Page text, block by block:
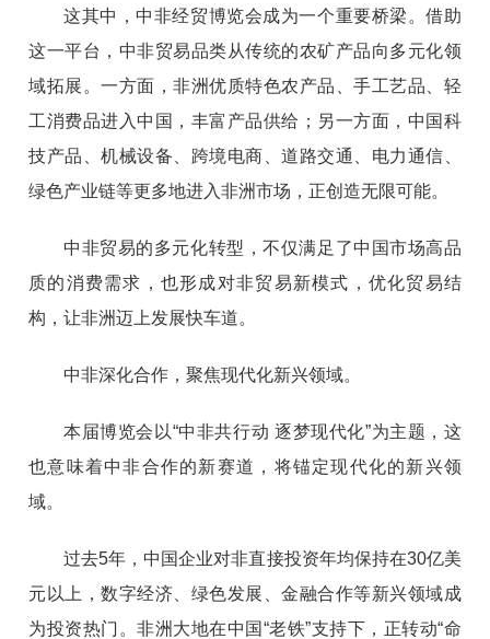
这其中，中非经贸博览会成为一个重要桥梁。借助
这一平台，中非贸易品类从传统的农矿产品向多元化领
域拓展。一方面，非洲优质特色农产品、手工艺品、轻
工消费品进入中国，丰富产品供给；另一方面，中国科
技产品、机械设备、跨境电商、道路交通、电力通信、
绿色产业链等更多地进入非洲市场，正创造无限可能。
中非贸易的多元化转型，不仅满足了中国市场高品
质的消费需求，也形成对非贸易新模式，优化贸易结
构，让非洲迈上发展快车道。
中非深化合作，聚焦现代化新兴领域。
本届博览会以“中非共行动 逐梦现代化”为主题，这
也意味着中非合作的新赛道，将锚定现代化的新兴领
域。
过去5年，中国企业对非直接投资年均保持在30亿美
元以上，数字经济、绿色发展、金融合作等新兴领域成
为投资热门。非洲大地在中国“老铁”支持下，正转动“命